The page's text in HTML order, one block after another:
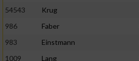
54543
Krug
986
Faber
983
Einstmann
1009
Lang